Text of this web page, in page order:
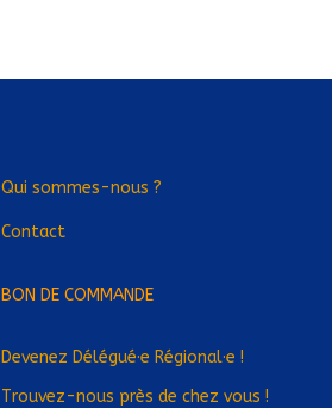
Qui sommes-nous ?
Contact
BON DE COMMANDE
Devenez Délégué·e Régional·e !
Trouvez-nous près de chez vous !